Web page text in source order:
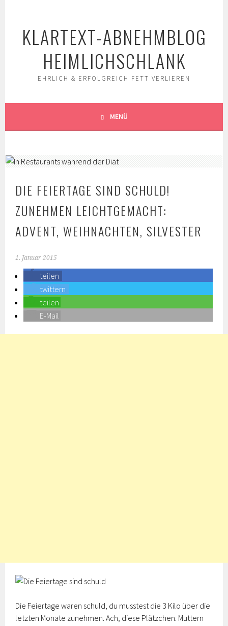
KLARTEXT-ABNEHMBLOG
HEIMLICHSCHLANK
EHRLICH & ERFOLGREICH FETT VERLIEREN
MENÜ
DIE FEIERTAGE SIND SCHULD!
ZUNEHMEN LEICHTGEMACHT:
ADVENT, WEIHNACHTEN, SILVESTER
1. Januar 2015
teilen
twittern
teilen
E-Mail
Die Feiertage waren schuld, du musstest die 3 Kilo über die
letzten Monate zunehmen. Ach, diese Plätzchen. Muttern